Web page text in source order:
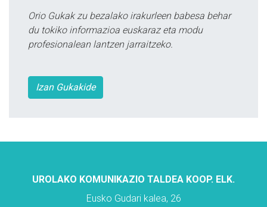
Orio Gukak zu bezalako irakurleen babesa behar
du tokiko informazioa euskaraz eta modu
profesionalean lantzen jarraitzeko.
Izan Gukakide
UROLAKO KOMUNIKAZIO TALDEA KOOP. ELK.
Eusko Gudari kalea, 26